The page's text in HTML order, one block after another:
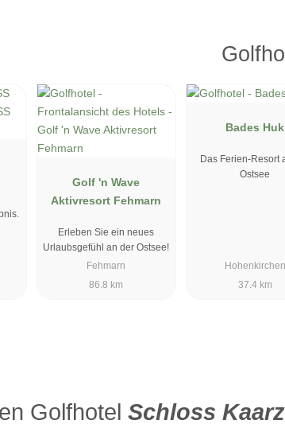
Golf 'n Wave
Aktivresort Fehmarn
Erleben Sie ein neues
Urlaubsgefühl an der Ostsee!
Fehmarn
86.8 km
Bades Huk
Das Ferien-Resort
Ostsee
Hohenkirchen
37.4 km
Golfhotel Schloss